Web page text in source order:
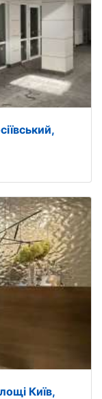
Київ,